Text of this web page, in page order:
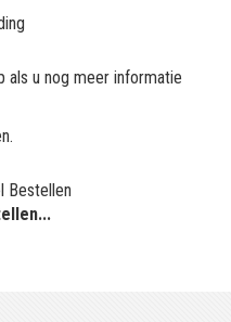
u nog meer informatie
Bestellen